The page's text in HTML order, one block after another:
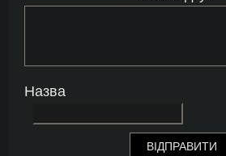
Назва